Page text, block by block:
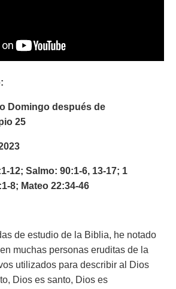
Domingo después de
25
12; Salmo: 90:1-6, 13-17; 1
8; Mateo 22:34-46
de estudio de la Biblia, he notado
muchas personas eruditas de la
utilizados para describir al Dios
Dios es santo, Dios es